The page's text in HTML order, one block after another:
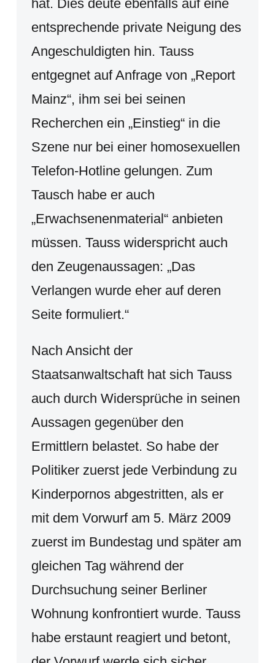
hat. Dies deute ebenfalls auf eine
entsprechende private Neigung des
Angeschuldigten hin. Tauss
entgegnet auf Anfrage von „Report
Mainz“, ihm sei bei seinen
Recherchen ein „Einstieg“ in die
Szene nur bei einer homosexuellen
Telefon-Hotline gelungen. Zum
Tausch habe er auch
„Erwachsenenmaterial“ anbieten
müssen. Tauss widerspricht auch
den Zeugenaussagen: „Das
Verlangen wurde eher auf deren
Seite formuliert.“
Nach Ansicht der
Staatsanwaltschaft hat sich Tauss
auch durch Widersprüche in seinen
Aussagen gegenüber den
Ermittlern belastet. So habe der
Politiker zuerst jede Verbindung zu
Kinderpornos abgestritten, als er
mit dem Vorwurf am 5. März 2009
zuerst im Bundestag und später am
gleichen Tag während der
Durchsuchung seiner Berliner
Wohnung konfrontiert wurde. Tauss
habe erstaunt reagiert und betont,